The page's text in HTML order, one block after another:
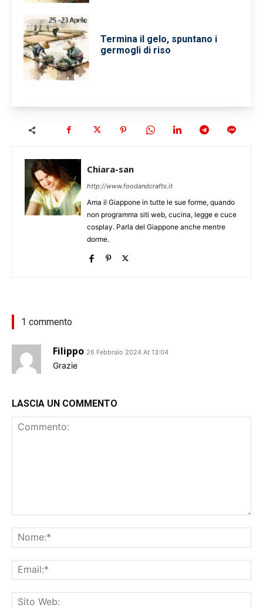
Termina il gelo, spuntano i
germogli di riso
Chiara-san
http://www.foodandcrafts.it
Ama il Giappone in tutte le sue forme, quando
non programma siti web, cucina, legge e cuce
cosplay. Parla del Giappone anche mentre
dorme.
1 commento
Filippo 26 Febbraio 2024 At 13:04
Grazie
LASCIA UN COMMENTO